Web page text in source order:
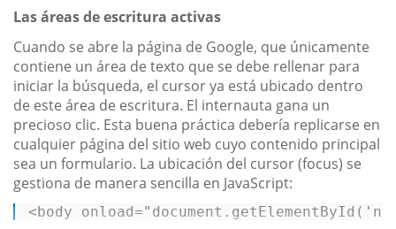
Las áreas de escritura activas
Cuando se abre la página de Google, que únicamente
contiene un área de texto que se debe rellenar para
iniciar la búsqueda, el cursor ya está ubicado dentro
de este área de escritura. El internauta gana un
precioso clic. Esta buena práctica debería replicarse en
cualquier página del sitio web cuyo contenido principal
sea un formulario. La ubicación del cursor (focus) se
gestiona de manera sencilla en JavaScript:
<body onload=